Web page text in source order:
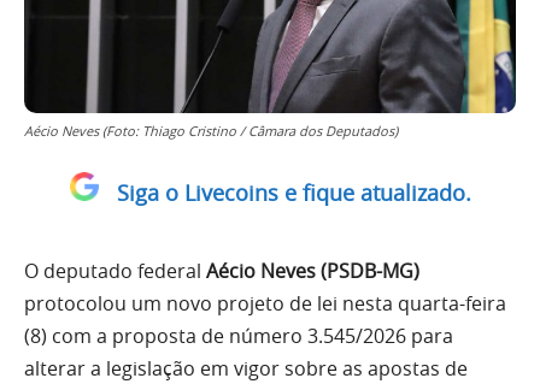
Aécio Neves (Foto: Thiago Cristino / Câmara dos Deputados)
Siga o Livecoins e fique atualizado.
O deputado federal Aécio Neves (PSDB-MG)
protocolou um novo projeto de lei nesta quarta-feira
(8) com a proposta de número 3.545/2026 para
alterar a legislação em vigor sobre as apostas de